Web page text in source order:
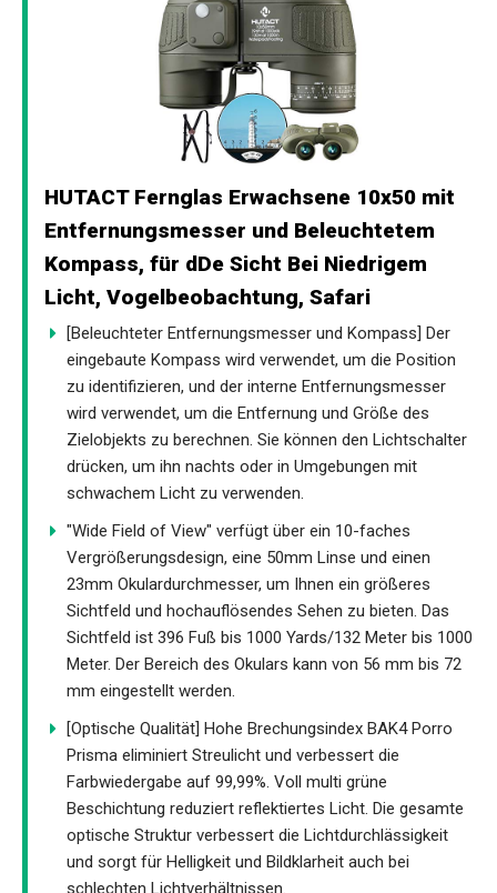
HUTACT Fernglas Erwachsene 10x50 mit
Entfernungsmesser und Beleuchtetem
Kompass, für dDe Sicht Bei Niedrigem
Licht, Vogelbeobachtung, Safari
[Beleuchteter Entfernungsmesser und Kompass] Der
eingebaute Kompass wird verwendet, um die Position
zu identifizieren, und der interne Entfernungsmesser
wird verwendet, um die Entfernung und Größe des
Zielobjekts zu berechnen. Sie können den Lichtschalter
drücken, um ihn nachts oder in Umgebungen mit
schwachem Licht zu verwenden.
"Wide Field of View" verfügt über ein 10-faches
Vergrößerungsdesign, eine 50mm Linse und einen
23mm Okulardurchmesser, um Ihnen ein größeres
Sichtfeld und hochauflösendes Sehen zu bieten. Das
Sichtfeld ist 396 Fuß bis 1000 Yards/132 Meter bis 1000
Meter. Der Bereich des Okulars kann von 56 mm bis 72
mm eingestellt werden.
[Optische Qualität] Hohe Brechungsindex BAK4 Porro
Prisma eliminiert Streulicht und verbessert die
Farbwiedergabe auf 99,99%. Voll multi grüne
Beschichtung reduziert reflektiertes Licht. Die gesamte
optische Struktur verbessert die Lichtdurchlässigkeit
und sorgt für Helligkeit und Bildklarheit auch bei
schlechten Lichtverhältnissen.